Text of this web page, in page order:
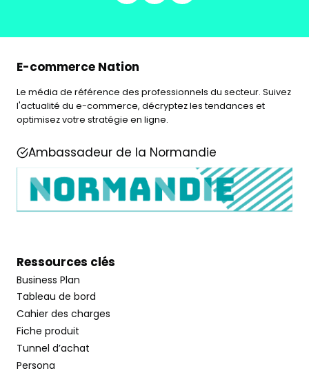
E-commerce Nation
Le média de référence des professionnels du secteur. Suivez
l'actualité du e-commerce, décryptez les tendances et
optimisez votre stratégie en ligne.
Ambassadeur de la Normandie
Ressources clés
Business Plan
Tableau de bord
Cahier des charges
Fiche produit
Tunnel d’achat
Persona